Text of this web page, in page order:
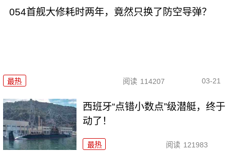
054首舰大修耗时两年，竟然只换了防空导弹？
最热 阅读 114207 03-21
西班牙“点错小数点”级潜艇，终于
动了！
最热 阅读 121983